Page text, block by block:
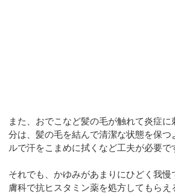
また、おでこなど髪の毛が触れて炎症
分は、髪の毛を結んで清潔な状態を保つ
ルで汗をこまめに拭くなど工夫が必要で
それでも、かゆみがあまりにひどく我慢
膚科で抗ヒスタミン薬を処方してもらえ